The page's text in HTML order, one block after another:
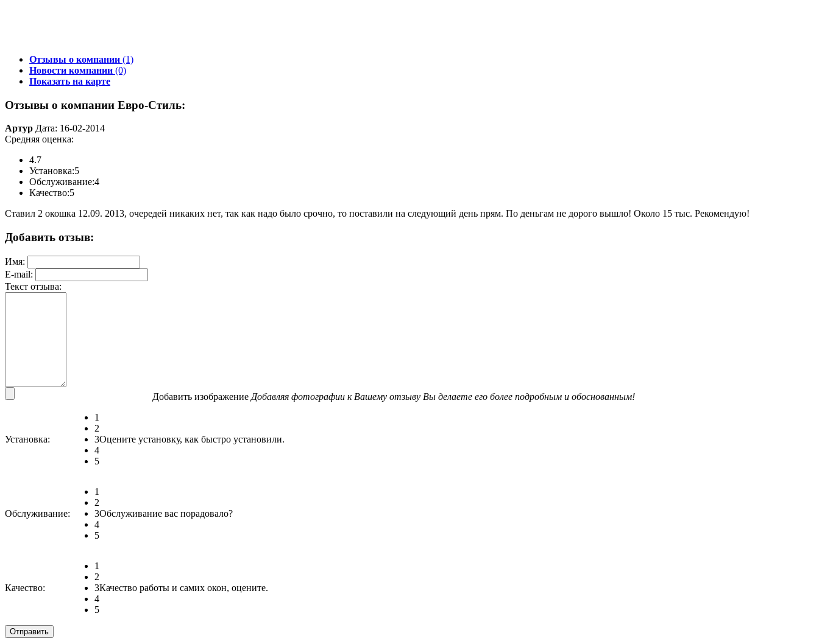
Отзывы о компании (1)
Новости компании (0)
Показать на карте
Отзывы о компании Евро-Стиль:
Артур Дата: 16-02-2014
Средняя оценка:
4.7
Установка:5
Обслуживание:4
Качество:5
Ставил 2 окошка 12.09. 2013, очередей никаких нет, так как надо было срочно, то поставили на следующий день прям. По деньгам не дорого вышло! Около 15 тыс. Рекомендую!
Добавить отзыв:
Имя:
E-mail:
Текст отзыва:
Добавить изображение Добавляя фотографии к Вашему отзыву Вы делаете его более подробным и обоснованным!
Установка:
1
2
3
4
5
Оцените установку, как быстро установили.
Обслуживание:
1
2
3
4
5
Обслуживание вас порадовало?
Качество:
1
2
3
4
5
Качество работы и самих окон, оцените.